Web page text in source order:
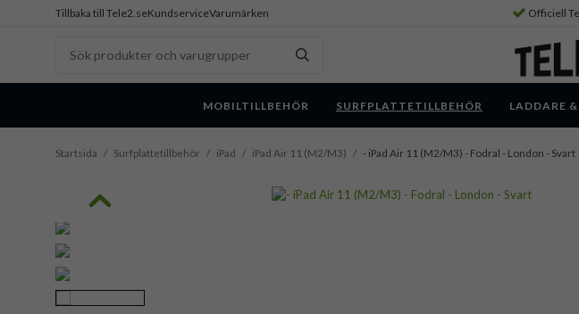
Tillbaka till Tele2.seKundserviceVarumärken Officiell
MOBILTILLBEHÖR SURFPLATTETILLBEHÖR LADDARE
Startsida / Surfplattetillbehör / iPad / iPad Air 11 (M2/M3) / - iPad Air 11 (M2/M3) - Fodral - London - Svart